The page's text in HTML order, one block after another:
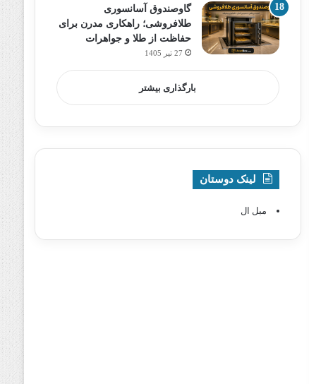
گاوصندوق آسانسوری
طلافروشی؛ راهکاری مدرن برای
حفاظت از طلا و جواهرات
27 تیر 1405
بارگذاری بیشتر
لینک دوستان
مبل ال